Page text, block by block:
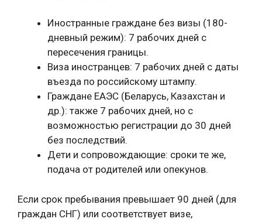
Иностранные граждане без визы (180-
дневный режим): 7 рабочих дней с
пересечения границы.
Виза иностранцев: 7 рабочих дней с даты
въезда по российскому штампу.
Граждане ЕАЭС (Беларусь, Казахстан и
др.): также 7 рабочих дней, но с
возможностью регистрации до 30 дней
без последствий.
Дети и сопровождающие: сроки те же,
подача от родителей или опекунов.
Если срок пребывания превышает 90 дней (для
граждан СНГ) или соответствует визе,